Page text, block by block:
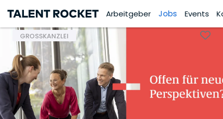
Arbeitgeber Jobs Events
GROSSKANZLEI